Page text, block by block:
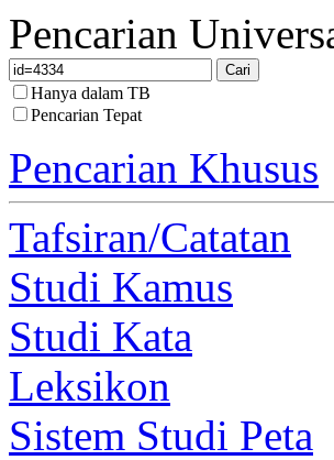
Pencarian
Hanya dalam TB
Pencarian Tepat
Pencarian Khusus
Tafsiran/Catatan
Studi Kamus
Studi Kata
Leksikon
Sistem Studi Peta